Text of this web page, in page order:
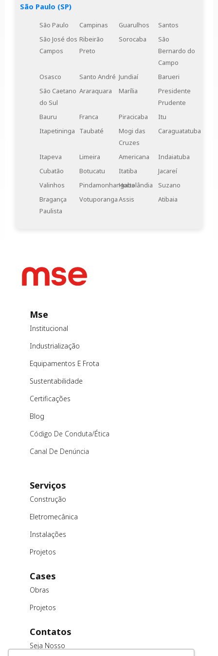
assegurando o controle eficiente do consumo
de energia elétrica.
Se você busca uma solução confiável para
medições precisas de energia em média tensão, a
cabine primária de medição (CM) é a escolha ideal.
São Paulo (SP)
São Paulo Campinas Guarulhos
Santos
São José dos
Campos
Ribeirão
Preto
Sorocaba
São
Bernardo do
Campo
Osasco
Santo André Jundiaí
Barueri
São Caetano
do Sul
Araraquara Marília
Presidente
Prudente
Bauru
Franca Piracicaba
Itu
Itapetininga
Taubaté
Mogi das
Cruzes
Caraguatatuba
Itapeva Limeira Americana
Indaiatuba
Cubatão
Botucatu Itatiba
Jacareí
Valinhos
PindamonhangabaHortolândia
Suzano
Bragança
Paulista
VotuporangaAssis Atibaia
Mse
Institucional
Industrialização
Equipamentos E Frota
Sustentabilidade
Certificações
Blog
Código De Conduta/ética
Canal De Denúncia
Serviços
Construção
Eletromecânica
Instalações
Projetos
Cases
Obras
Projetos
Contatos
Seja Nosso